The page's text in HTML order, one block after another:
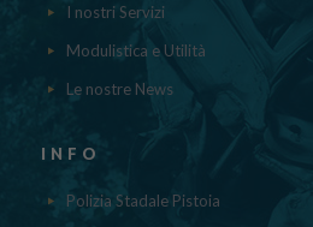
I nostri Servizi
Modulistica e Utilità
Le nostre News
INFO
Polizia Stadale Pistoia